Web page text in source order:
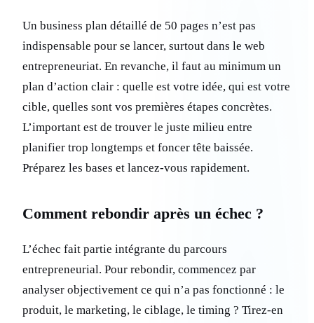
Un business plan détaillé de 50 pages n’est pas
indispensable pour se lancer, surtout dans le web
entrepreneuriat. En revanche, il faut au minimum un
plan d’action clair : quelle est votre idée, qui est votre
cible, quelles sont vos premières étapes concrètes.
L’important est de trouver le juste milieu entre
planifier trop longtemps et foncer tête baissée.
Préparez les bases et lancez-vous rapidement.
Comment rebondir après un échec ?
L’échec fait partie intégrante du parcours
entrepreneurial. Pour rebondir, commencez par
analyser objectivement ce qui n’a pas fonctionné : le
produit, le marketing, le ciblage, le timing ? Tirez-en